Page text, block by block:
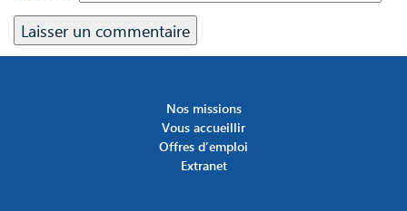
Nos missions
Vous accueillir
Offres d’emploi
Extranet